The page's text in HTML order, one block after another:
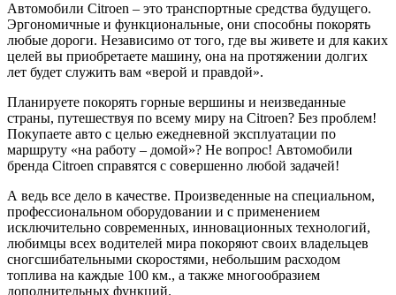
Автомобили Citroen – это транспортные средства будущего.
Эргономичные и функциональные, они способны покорять
любые дороги. Независимо от того, где вы живете и для каких
целей вы приобретаете машину, она на протяжении долгих
лет будет служить вам «верой и правдой».
Планируете покорять горные вершины и неизведанные
страны, путешествуя по всему миру на Citroen? Без проблем!
Покупаете авто с целью ежедневной эксплуатации по
маршруту «на работу – домой»? Не вопрос! Автомобили
бренда Citroen справятся с совершенно любой задачей!
А ведь все дело в качестве. Произведенные на специальном,
профессиональном оборудовании и с применением
исключительно современных, инновационных технологий,
любимцы всех водителей мира покоряют своих владельцев
сногсшибательными скоростями, небольшим расходом
топлива на каждые 100 км., а также многообразием
дополнительных функций.